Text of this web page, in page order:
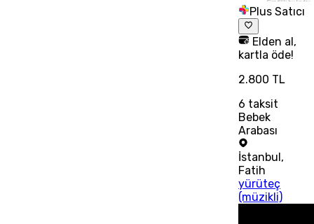
Plus Satıcı
Elden al,
kartla öde!
2.800 TL
6 taksit
Bebek
Arabası
İstanbul,
Fatih
yürüteç
(müzikli)